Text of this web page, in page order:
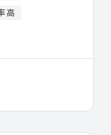
一起討論、轉
，以及進階治
持續成長。
視治療品質的
高